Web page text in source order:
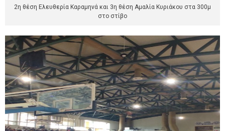
2η θέση Ελευθερία Καραμηνά και 3η θέση Αμαλία Κυριάκου στα 300μ
στο στίβο